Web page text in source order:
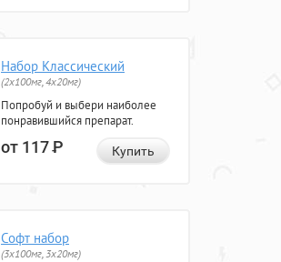
Набор Классический
(2x100мг, 4x20мг)
Попробуй и выбери наиболее
понравившийся препарат.
от 117Р Купить
Софт набор
(3x100мг, 3x20мг)